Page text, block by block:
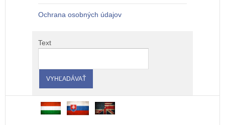
Ochrana osobných údajov
Text